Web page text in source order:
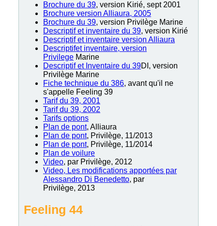
Brochure du 39, version Kirié, sept 2001
Brochure version Alliaura, 2005
Brochure du 39, version Privilège Marine
Descriptif et inventaire du 39, version Kirié
Descriptif et inventaire version Alliaura
Descriptifet inventaire, version
Privilege Marine
Descriptif et Inventaire du 39DI, version
Privilège Marine
Fiche technique du 386, avant qu'il ne
s'appelle Feeling 39
Tarif du 39, 2001
Tarif du 39, 2002
Tarifs options
Plan de pont, Alliaura
Plan de pont, Privilège, 11/2013
Plan de pont, Privilège, 11/2014
Plan de voilure
Video, par Privilège, 2012
Video, Les modifications apportées par
Alessandro Di Benedetto, par
Privilège, 2013
Feeling 44